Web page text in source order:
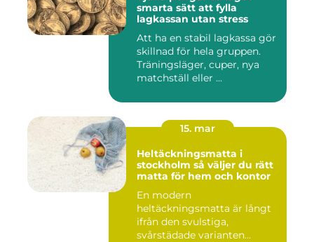
smarta sätt att fylla
lagkassan utan stress
Att ha en stabil lagkassa gör
skillnad för hela gruppen.
Träningsläger, cuper, nya
matchställ eller ...
15. mar
Heltäckningsmatta i
stockholm så väljer du rätt
matta för hem och kontor
En modern
heltäckningsmatta är långt
ifrån den svulstiga,
svårstädade varianten